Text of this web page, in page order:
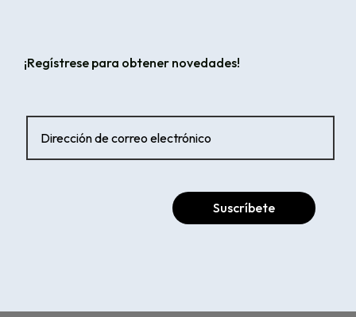
¡Regístrese para obtener novedades!
Suscríbete